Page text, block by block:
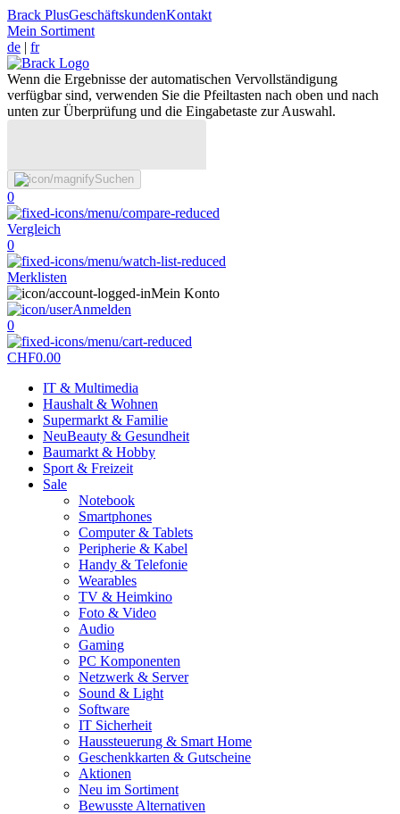
Brack PlusGeschäftskundenKontakt
Mein Sortiment
de | fr
Wenn die Ergebnisse der automatischen Vervollständigung
verfügbar sind, verwenden Sie die Pfeiltasten nach oben und nach
unten zur Überprüfung und die Eingabetaste zur Auswahl.
Suchen
0
Vergleich
0
Merklisten
Mein Konto
Anmelden
0
CHF0.00
IT & Multimedia
Haushalt & Wohnen
Supermarkt & Familie
NeuBeauty & Gesundheit
Baumarkt & Hobby
Sport & Freizeit
Sale
Notebook
Smartphones
Computer & Tablets
Peripherie & Kabel
Handy & Telefonie
Wearables
TV & Heimkino
Foto & Video
Audio
Gaming
PC Komponenten
Netzwerk & Server
Sound & Light
Software
IT Sicherheit
Haussteuerung & Smart Home
Geschenkkarten & Gutscheine
Aktionen
Neu im Sortiment
Bewusste Alternativen